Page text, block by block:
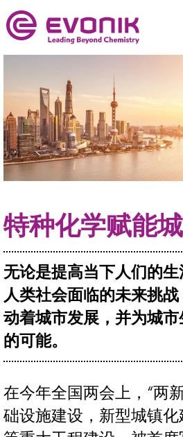
特种化学赋能
无论是提高当下人们的
人类社会面临的未来挑
动着城市发展，并为城
的可能。
在今年全国两会上，“两
础设施建设，新型城镇化